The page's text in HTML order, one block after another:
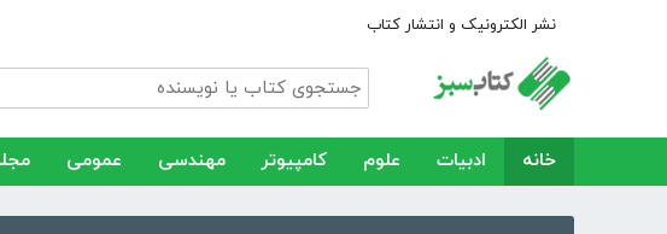
نشر الکترونیک و انتشار کتاب
خانه ادبیات علوم کامپیوتر مهندسی عمومی